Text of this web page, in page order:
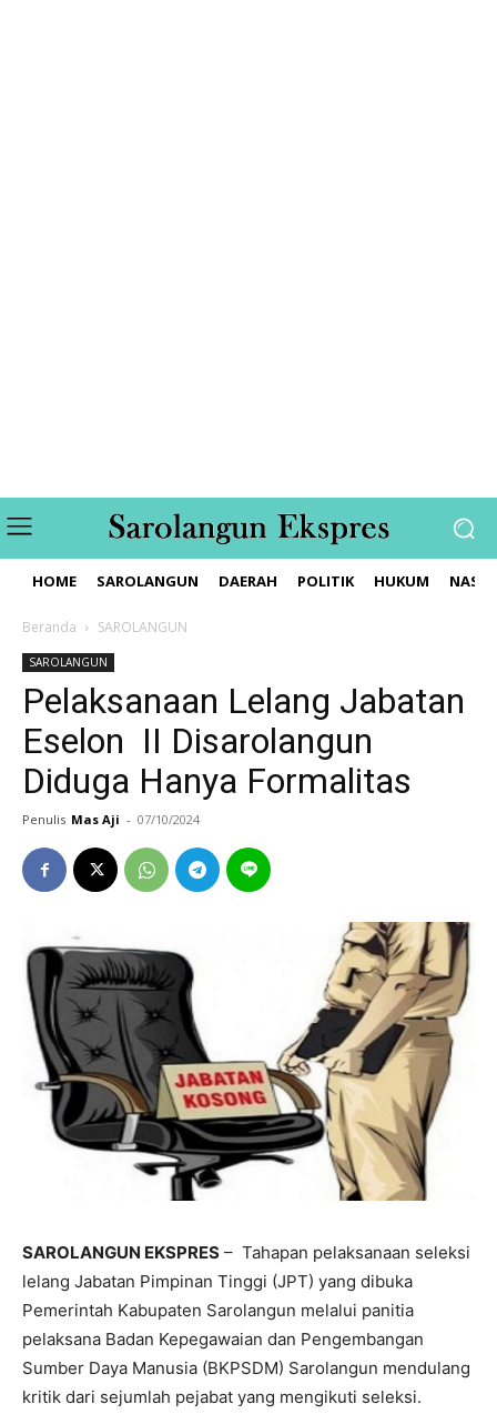
HOME SAROLANGUN DAERAH POLITIK HUKUM
Beranda SAROLANGUN
SAROLANGUN
Pelaksanaan Lelang Jabatan
Eselon II Disarolangun
Diduga Hanya Formalitas
Penulis Mas Aji - 07/10/2024
SAROLANGUN EKSPRES – Tahapan pelaksanaan seleksi
lelang Jabatan Pimpinan Tinggi (JPT) yang dibuka
Pemerintah Kabupaten Sarolangun melalui panitia
pelaksana Badan Kepegawaian dan Pengembangan
Sumber Daya Manusia (BKPSDM) Sarolangun mendulang
kritik dari sejumlah pejabat yang mengikuti seleksi.